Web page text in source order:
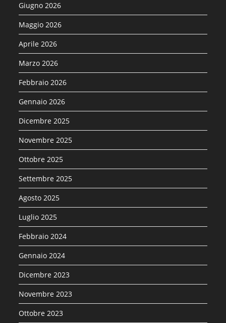
Giugno 2026
Maggio 2026
Aprile 2026
Marzo 2026
Febbraio 2026
Gennaio 2026
Dicembre 2025
Novembre 2025
Ottobre 2025
Settembre 2025
Agosto 2025
Luglio 2025
Febbraio 2024
Gennaio 2024
Dicembre 2023
Novembre 2023
Ottobre 2023